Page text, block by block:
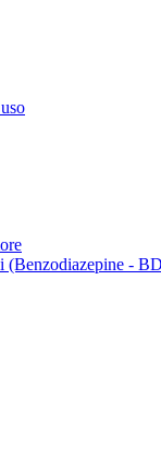
(Benzodiazepine -